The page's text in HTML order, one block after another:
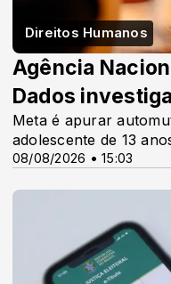
Direitos Humanos
08/08/2026 • 15:03
Agência
Dados
Meta é apurar
adolescente de 13